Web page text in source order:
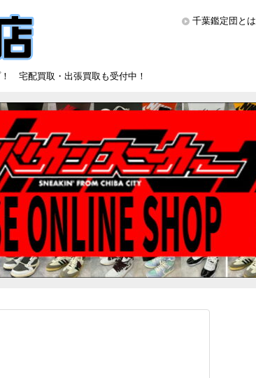
宅配買取・出張買取も受付中！
千葉鑑定団とは